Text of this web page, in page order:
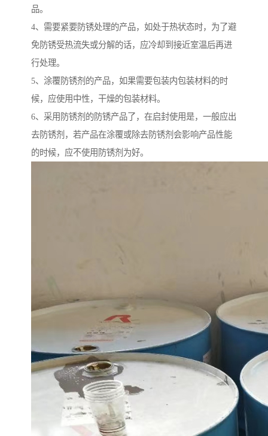
品。
4、需要紧要防锈处理的产品，如处于热状态时，为了避
免防锈受热流失或分解的话，应冷却到接近室温后再进
行处理。
5、涂覆防锈剂的产品，如果需要包装内包装材料的时
候，应使用中性，干燥的包装材料。
6、采用防锈剂的防锈产品了，在启封使用是，一般应出
去防锈剂，若产品在涂覆或除去防锈剂会影响产品性能
的时候，应不使用防锈剂为好。